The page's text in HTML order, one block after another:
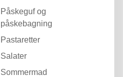
Påskeguf og
påskebagning
Pastaretter
Salater
Sommermad